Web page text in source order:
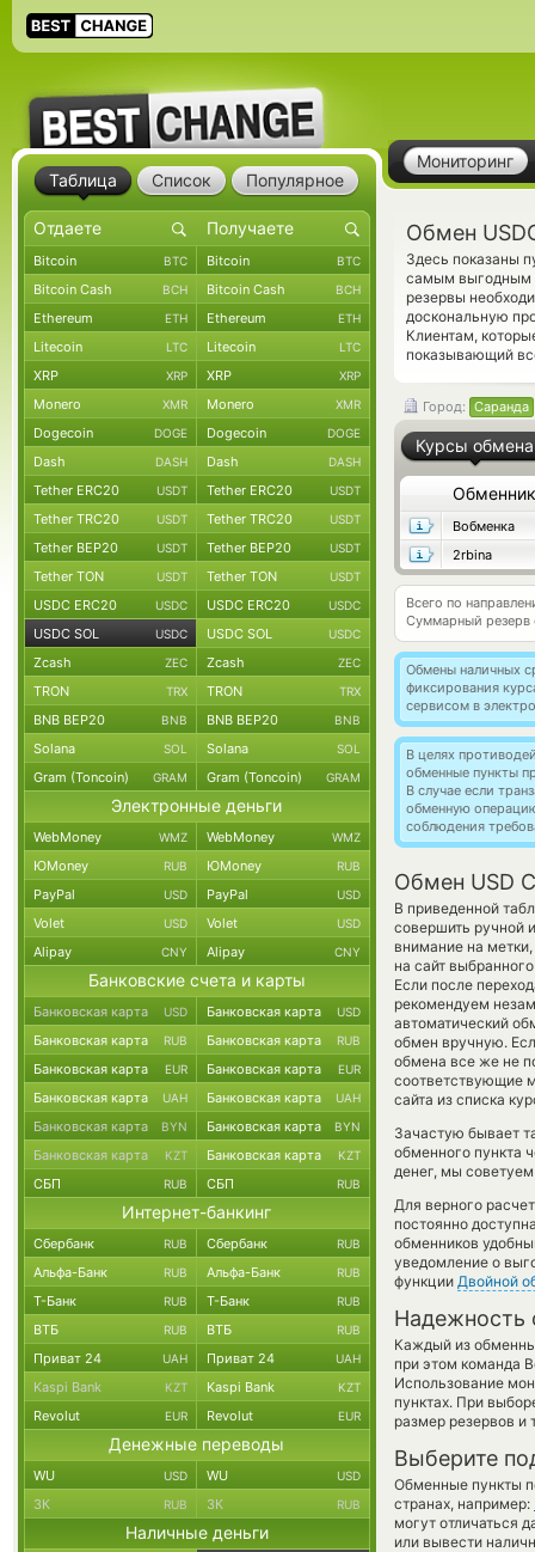
Мониторинг
Обмен
Здесь показаны
самым выгодным
резервы
доскональную
Клиентам,
показывающий
Город: Саранда
Курсы обмена
Обменник
Вобменка
2rbina
Всего по
Суммарный резерв
Обмены наличных
фиксирования
сервисом в
В целях
обменные пункты
В случае если
обменную
соблюдения
Обмен USD
В приведенной
совершить ручной
внимание на
на сайт
Если после
рекомендуем
автоматический
обмен вручную.
обмена все же не
соответствующие
сайта из списка
Зачастую бывает
обменного пункта
денег, мы советуем
Для верного
постоянно
обменников
уведомление о
функции Двойной
Надежность
Каждый из
при этом команда
Использование
пунктах. При
размер резервов и
Выберите
Обменные пункты
странах, например:
могут отличаться
или вывести
Таблица Список Популярное
Bitcoin BTC Bitcoin BTC
Bitcoin Cash BCH Bitcoin Cash BCH
Ethereum ETH Ethereum ETH
Litecoin LTC Litecoin LTC
XRP XRP XRP XRP
Monero XMR Monero XMR
Dogecoin DOGE Dogecoin DOGE
Dash DASH Dash DASH
Tether ERC20 USDT Tether ERC20 USDT
Tether TRC20 USDT Tether TRC20 USDT
Tether BEP20 USDT Tether BEP20 USDT
Tether TON USDT Tether TON USDT
USDC ERC20 USDC USDC ERC20 USDC
USDC SOL USDC USDC SOL USDC
Zcash ZEC Zcash ZEC
TRON TRX TRON TRX
BNB BEP20 BNB BNB BEP20 BNB
Solana SOL Solana SOL
Gram (Toncoin) GRAM Gram (Toncoin) GRAM
Электронные деньги
WebMoney WMZ WebMoney WMZ
ЮMoney RUB ЮMoney RUB
PayPal USD PayPal USD
Volet USD Volet USD
Alipay CNY Alipay CNY
Банковские счета и карты
Банковская карта USD Банковская карта USD
Банковская карта RUB Банковская карта RUB
Банковская карта EUR Банковская карта EUR
Банковская карта UAH Банковская карта UAH
Банковская карта BYN Банковская карта BYN
Банковская карта KZT Банковская карта KZT
СБП RUB СБП RUB
Интернет-банкинг
Сбербанк RUB Сбербанк RUB
Альфа-Банк RUB Альфа-Банк RUB
Т-Банк RUB Т-Банк RUB
ВТБ RUB ВТБ RUB
Приват 24 UAH Приват 24 UAH
Kaspi Bank KZT Kaspi Bank KZT
Revolut EUR Revolut EUR
Денежные переводы
WU USD WU USD
ЗК RUB ЗК RUB
Наличные деньги